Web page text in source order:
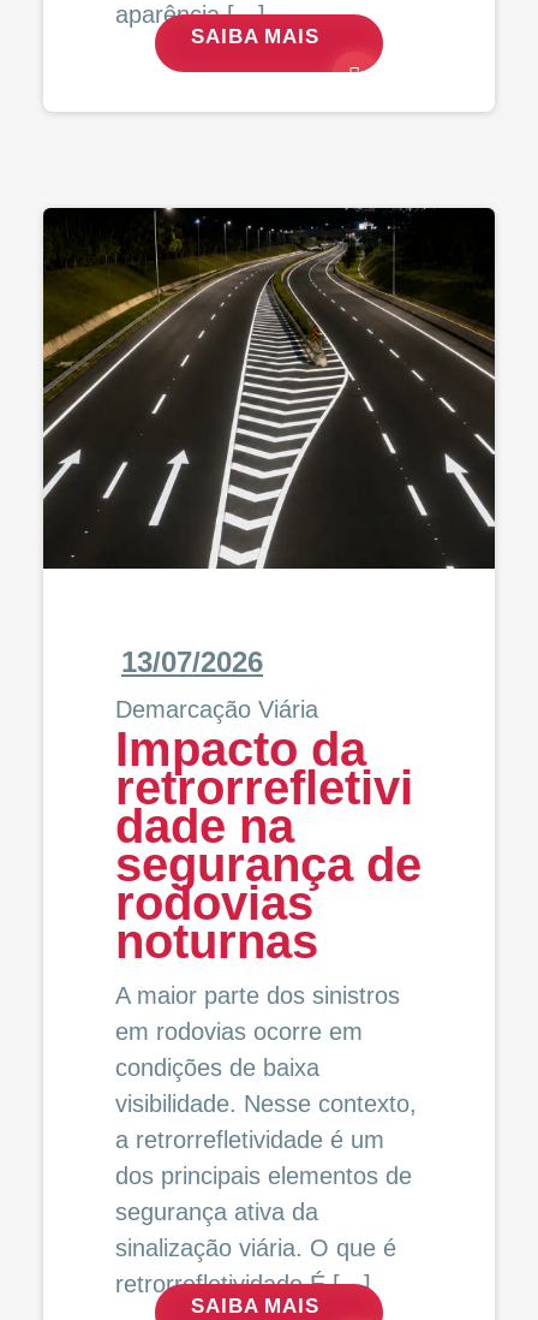
aparência […]
SAIBA MAIS
13/07/2026
Demarcação Viária
Impacto da
retrorrefletivi
dade na
segurança de
rodovias
noturnas
A maior parte dos sinistros
em rodovias ocorre em
condições de baixa
visibilidade. Nesse contexto,
a retrorrefletividade é um
dos principais elementos de
segurança ativa da
sinalização viária. O que é
retrorrefletividade É […]
SAIBA MAIS